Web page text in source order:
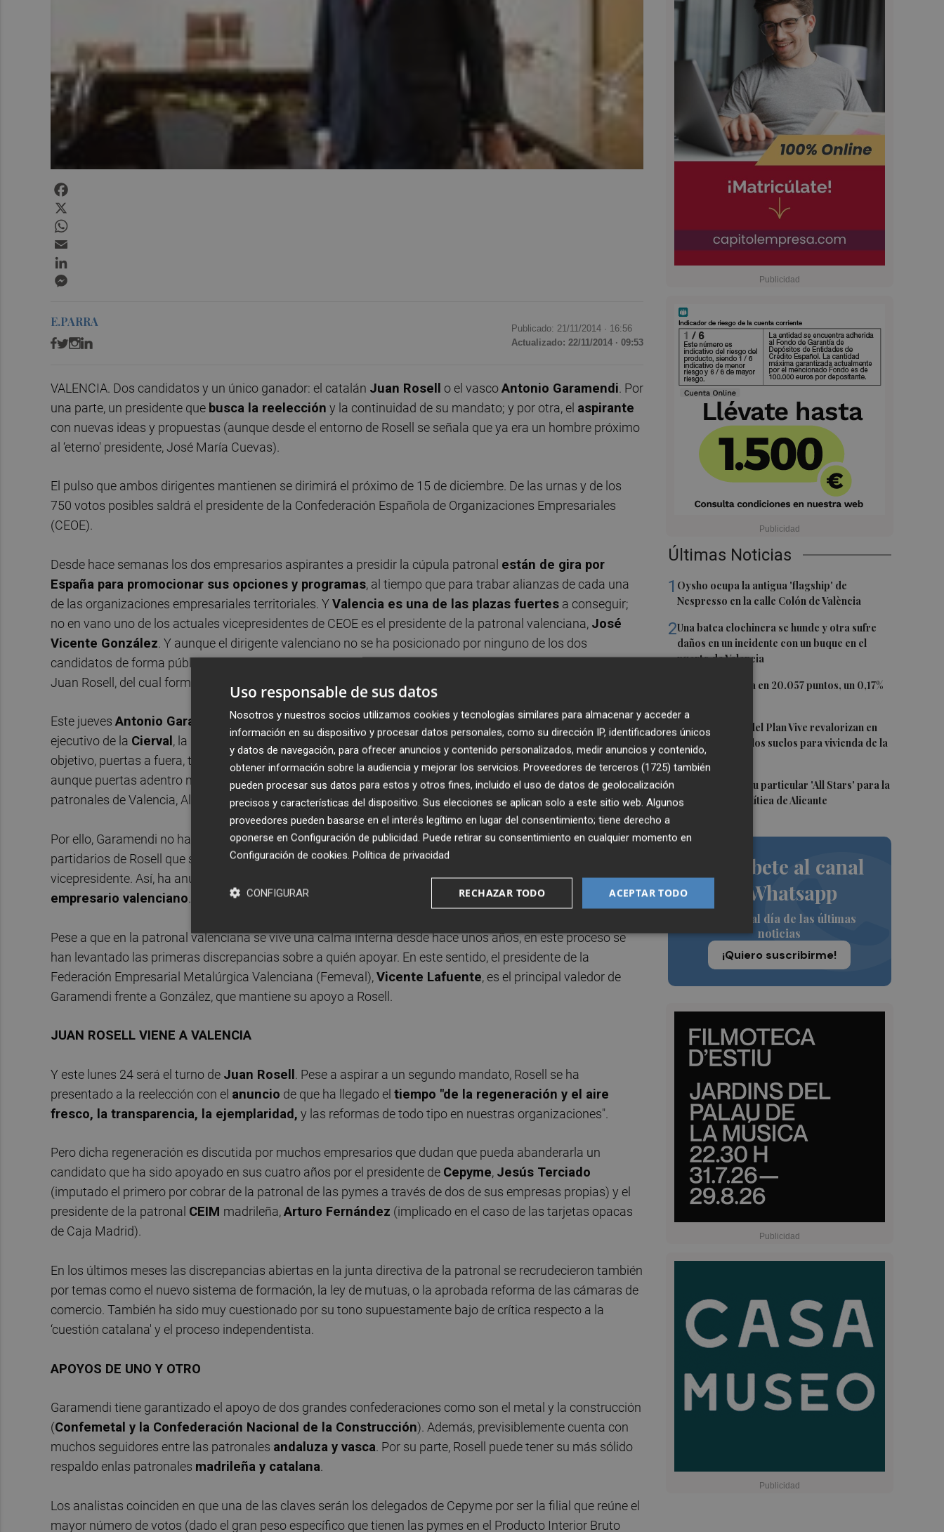
Últimas Noticias
1 Oysho ocupa la antigua 'flagship' de
Nespresso en la calle Colón de València
2Una batea clochinera se hunde y otra sufre
daños en un incidente con un buque en el
puerto de Valencia
El Ibex 35 cierra en 20.057 puntos, un 0,17%
4 Los concursos del Plan Vive revalorizan en
casi 12 millones los suelos para vivienda de la
Generalitat
5
El PSPV ultima su particular 'All Stars' para la
Conferencia Política de Alicante
Suscríbete al canal
de Whatsapp
Siempre al día de las últimas
noticias
¡Quiero suscribirme!
E.PARRA Publicado: 21/11/2014 · 16:56
Actualizado: 22/11/2014 · 09:53
VALENCIA. Dos candidatos y un único ganador: el catalán Juan Rosell o el vascoAntonio Garamendi. Por
una parte, un presidente que busca la reelección y la continuidad de su mandato; y por otra, el aspirante
con nuevas ideas y propuestas (aunque desde el entorno de Rosell se señala que ya era un hombre próximo
al ‘eterno' presidente, José María Cuevas).
El pulso que ambos dirigentes mantienen se dirimirá el próximo de 15 de diciembre. De las urnas y de los
750 votos posibles saldrá el presidente de la Confederación Española de Organizaciones Empresariales
(CEOE).
Desde hace semanas los dos empresarios aspirantes a presidir la cúpula patronal están de gira por
España para promocionar sus opciones y programas, al tiempo que para trabar alianzas de cada una
de las organizaciones empresariales territoriales. YValencia es una de las plazas fuertes a conseguir;
no en vano uno de los actuales vicepresidentes de CEOE es el presidente de la patronal valenciana, José
Vicente González. Y aunque el dirigente valenciano no se ha posicionado por ninguno de los dos
candidatos de forma pública, se entiende que su apuesta personal pase por la continuidad del proyecto de
Juan Rosell, del cual forma parte.
Este jueves Antonio Garamendi ha pasado por Valenciay ha mantenido un encuentro con el comité
ejecutivo de la Cierval , la Confederación de Organizaciones Empresariales de la Comunidad Valenciana. El
objetivo, puertas a fuera, tender la mano a todos y mostrar su hoja de ruta para la patronal empresarial;
aunque puertas adentro no se duda de su intención de atarse el mayor número de votos de las respectivas
patronales de Valencia, Alicante y Castellón (CEC, CEV y Coepa).
Por ello, Garamendi no ha dudado en lanzar públicamente uncompromisocon el que atraerse a los
partidarios de Rosell que sólo quieren garantizar la continuidad del valenciano González como
vicepresidente. Así, ha anunciado que
si es presidente nombrará en una de las vicepresidencias a un
empresario valenciano
Pese a que en la patronal valenciana se vive una calma interna desde hace unos años, en este proceso se
han levantado las primeras discrepancias sobre a quién apoyar. En este sentido, el presidente de la
Federación Empresarial Metalúrgica Valenciana (Femeval),Vicente Lafuente, es el principal valedor de
Garamendi frente a González, que mantiene su apoyo a Rosell.
JUAN ROSELL VIENE A VALENCIA
Y este lunes 24 será el turno de Juan Rosell. Pese a aspirar a un segundo mandato, Rosell se ha
presentado a la reelección con el anuncio de que ha llegado el tiempo "de la regeneración y el aire
fresco, la transparencia, la ejemplaridad, y las reformas de todo tipo en nuestras organizaciones".
Pero dicha regeneración es discutida por muchos empresarios que dudan que pueda abanderarla un
candidato que ha sido apoyado en sus cuatro años por el presidente de Cepyme, Jesús Terciado
(imputado el primero por cobrar de la patronal de las pymes a través de dos de sus empresas propias) y el
presidente de la patronal CEIM madrileña,Arturo Fernández (implicado en el caso de las tarjetas opacas
de Caja Madrid).
En los últimos meses las discrepancias abiertas en la junta directiva de la patronal se recrudecieron también
por temas como el nuevo sistema de formación, la ley de mutuas, o la aprobada reforma de las cámaras de
comercio. También ha sido muy cuestionado por su tono supuestamente bajo de crítica respecto a la
‘cuestión catalana' y el proceso independentista.
APOYOS DE UNO Y OTRO
Garamendi tiene garantizado el apoyo de dos grandes confederaciones como son el metal y la construcción
(Confemetal y la Confederación Nacional de la Construcción). Además, previsiblemente cuenta con
muchos seguidores entre las patronales andaluza y vasca. Por su parte, Rosell puede tener su más sólido
respaldo enlas patronales madrileña y catalana.
Los analistas coinciden en que una de las claves serán los delegados de Cepyme por ser la filial que reúne el
mayor número de votos (dado el gran peso específico que tienen las pymes en el Producto Interior Bruto
Uso responsable de sus datos
Nosotros y nuestros socios utilizamos cookies y tecnologías similares para almacenar y acceder a
información en su dispositivo y procesar datos personales, como su dirección IP, identificadores únicos
y datos de navegación, para ofrecer anuncios y contenido personalizados, medir anuncios y contenido,
obtener información sobre la audiencia y mejorar los servicios. Proveedores de terceros (1725) también
pueden procesar sus datos para estos y otros fines, incluido el uso de datos de geolocalización
precisos y características del dispositivo. Sus elecciones se aplican solo a este sitio web. Algunos
proveedores pueden basarse en el interés legítimo en lugar del consentimiento; tiene derecho a
oponerse en Configuración de publicidad. Puede retirar su consentimiento en cualquier momento en
Configuración de cookies. Política de privacidad
ACEPTAR TODO
RECHAZAR TODO
CONFIGURAR